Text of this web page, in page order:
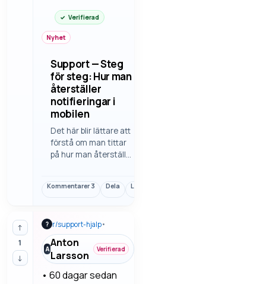
Verifierad
Nyhet
Support — Steg
för steg: Hur man
återställer
notifieringar i
mobilen
Det här blir lättare att
förstå om man tittar
på hur man återställer
gör det lättare att
misstag. Vi går
igenom felsökning
steg för ste…
Kommentarer 3 Dela Länk
↑
1
↓
? r/support-hjalp•
AAnton
Larsson
Verifierad
• 60 dagar sedan